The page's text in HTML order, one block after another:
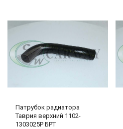
Патрубок радиатора
Таврия верхний 1102-
1303025Р БРТ